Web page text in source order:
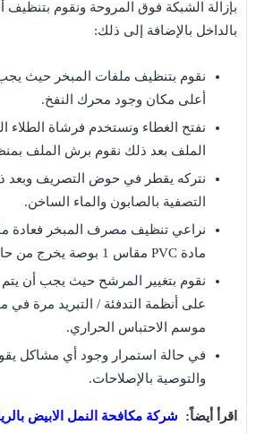
بإزالة الشبكة فوق المروحة ونقوم
بالداخل بالإضافة إلى ذلك:
نقوم بتنظيف ملفات المبخر حيث
أعلى مكان وجود محرك النفخ.
نفتح الغطاء ونستخدم فرشاة الطلاء
الملف بعد ذلك نقوم برش الملف
نتركه يقطر في حوض التصريف وبعد
التصفية بالصابون والماء الساخن.
نراعي تنظيف مصرف المبخر فعادة ما
مادة PVC مقاس 1 بوصة يخرج من حاوية المبخر.
نقوم بتغيير المرشح حيث يجب أن
على أنظمة التدفئة / التبريد مرة في
موسم الاحتباس الحراري.
في حالة استمرار وجود أي مشاكل
والتوصية بالإصلاحات.
اقرأ أيضاً: شركة مكافحة النمل الابيض